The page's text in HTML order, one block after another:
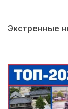
Экстренные